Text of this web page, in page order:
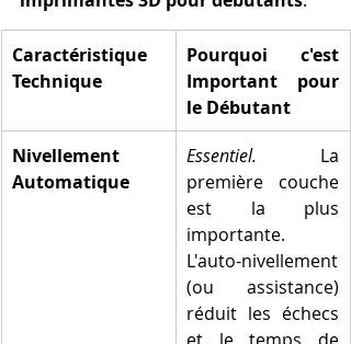
Caractéristique
Technique
Pourquoi c'est
Important pour
le Débutant
Nivellement
Automatique
Essentiel. La
première couche
est la plus
importante.
L'auto-nivellement
(ou assistance)
réduit les échecs